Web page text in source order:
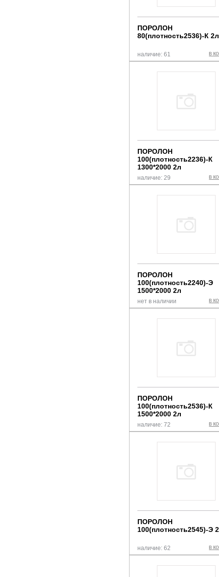
ПОРОЛОН
80(плотность2536)-К 2л
в
наличие: 61
ПОРОЛОН
100(плотность2236)-К
1300*2000 2л
в
наличие: 29
ПОРОЛОН
100(плотность2240)-Э
1500*2000 2л
в
нет в наличии
ПОРОЛОН
100(плотность2536)-К
1500*2000 2л
в
наличие: 72
ПОРОЛОН
100(плотность2545)-Э
в
наличие: 62